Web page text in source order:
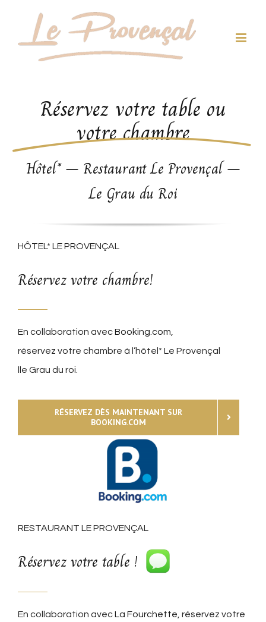
contenu
Réservez votre table ou
votre chambre
Hôtel* – Restaurant Le Provençal –
Le Grau du Roi
HÔTEL* LE PROVENÇAL
Réservez votre chambre!
En collaboration avecBooking.com,
réservez votre chambre à l’hôtel* Le Provençal
lle Grau du roi.
RÉSERVEZ DÈS MAINTENANT SUR
BOOKING.COM
RESTAURANT LE PROVENÇAL
Réservez votre table !
En collaboration avecLa Fourchette , réservez votre